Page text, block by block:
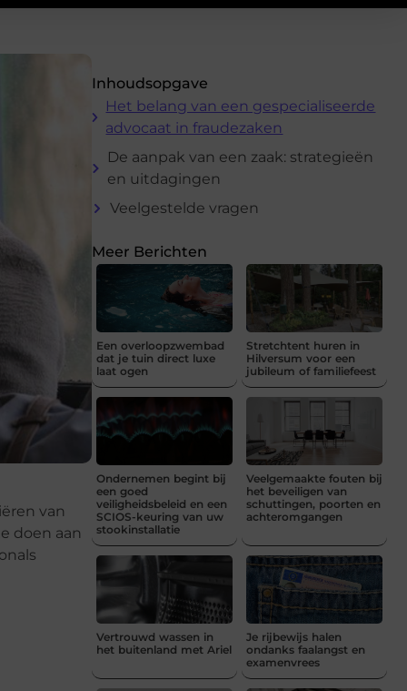
van
doen aan
Inhoudsopgave
Het belang van een gespecialiseerde
advocaat in fraudezaken
De aanpak van een zaak: strategieën
en uitdagingen
Veelgestelde vragen
Meer Berichten
Een overloopzwembad
dat je tuin direct luxe
laat ogen
Stretchtent huren in
Hilversum voor een
jubileum of familiefeest
Ondernemen begint bij
een goed
veiligheidsbeleid en een
SCIOS-keuring van uw
stookinstallatie
Veelgemaakte fouten bij
het beveiligen van
schuttingen, poorten en
achteromgangen
Vertrouwd wassen in
het buitenland met Ariel
Je rijbewijs halen
ondanks faalangst en
examenvrees